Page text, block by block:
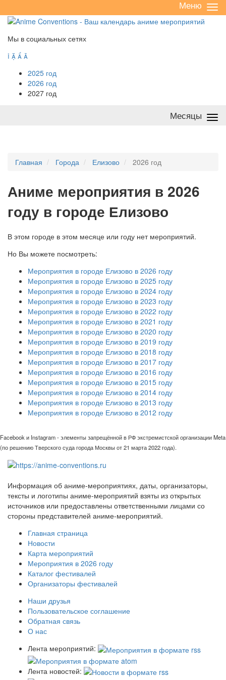
/
Меню
Мы в социальных сетях
   
2025 год
2026 год
2027 год
Месяцы
Главная Города Елизово 2026 год
Аниме мероприятия в 2026
году в городе Елизово
В этом городе в этом месяце или году нет мероприятий.
Но Вы можете посмотреть:
Мероприятия в городе Елизово в 2026 году
Мероприятия в городе Елизово в 2025 году
Мероприятия в городе Елизово в 2024 году
Мероприятия в городе Елизово в 2023 году
Мероприятия в городе Елизово в 2022 году
Мероприятия в городе Елизово в 2021 году
Мероприятия в городе Елизово в 2020 году
Мероприятия в городе Елизово в 2019 году
Мероприятия в городе Елизово в 2018 году
Мероприятия в городе Елизово в 2017 году
Мероприятия в городе Елизово в 2016 году
Мероприятия в городе Елизово в 2015 году
Мероприятия в городе Елизово в 2014 году
Мероприятия в городе Елизово в 2013 году
Мероприятия в городе Елизово в 2012 году
Facebook и Instagram - элементы запрещённой в РФ экстремистской организации Meta
(по решению Тверского суда города Москвы от 21 марта 2022 года).
Информация об аниме-мероприятиях, даты, организаторы,
тексты и логотипы аниме-мероприятий взяты из открытых
источников или предоставлены ответственными лицами со
стороны представителей аниме-мероприятий.
Главная страница
Новости
Карта мероприятий
Мероприятия в 2026 году
Каталог фестивалей
Организаторы фестивалей
Наши друзья
Пользовательское соглашение
Обратная связь
О нас
Лента мероприятий:
Лента новостей: